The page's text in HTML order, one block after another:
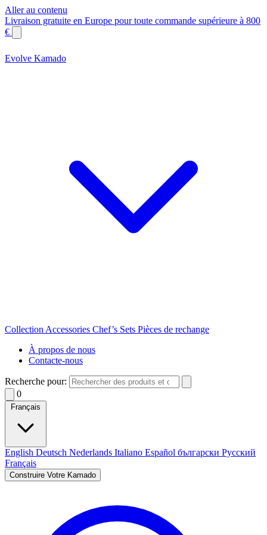
Aller au contenu
Livraison gratuite en Europe pour toute commande supérieure à 800
€
Evolve Kamado
Collection Accessories Chef’s Sets Pièces de rechange
À propos de nous
Contacte-nous
Recherche pour:
0
Français
English Deutsch Nederlands Italiano Español български Русский
Français
Construire Votre Kamado